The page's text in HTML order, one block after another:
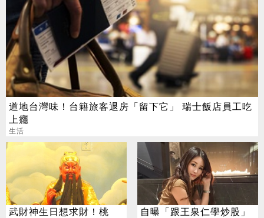
道地台灣味！台籍旅客退房「留下它」 瑞士飯店員工吃
上癮
生活
武財神生日想求財！桃
自曝「跟王泉仁學炒股」